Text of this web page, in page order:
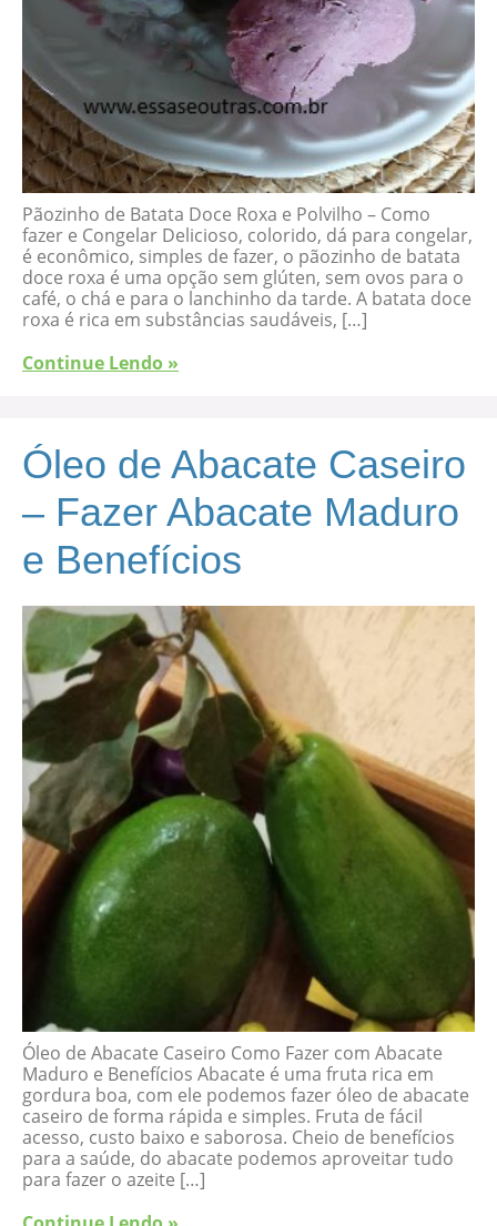
Pãozinho de Batata Doce Roxa e Polvilho – Como
fazer e Congelar Delicioso, colorido, dá para congelar,
é econômico, simples de fazer, o pãozinho de batata
doce roxa é uma opção sem glúten, sem ovos para o
café, o chá e para o lanchinho da tarde. A batata doce
roxa é rica em substâncias saudáveis, […]
Continue Lendo »
Óleo de Abacate Caseiro
– Fazer Abacate Maduro
e Benefícios
Óleo de Abacate Caseiro Como Fazer com Abacate
Maduro e Benefícios Abacate é uma fruta rica em
gordura boa, com ele podemos fazer óleo de abacate
caseiro de forma rápida e simples. Fruta de fácil
acesso, custo baixo e saborosa. Cheio de benefícios
para a saúde, do abacate podemos aproveitar tudo
para fazer o azeite […]